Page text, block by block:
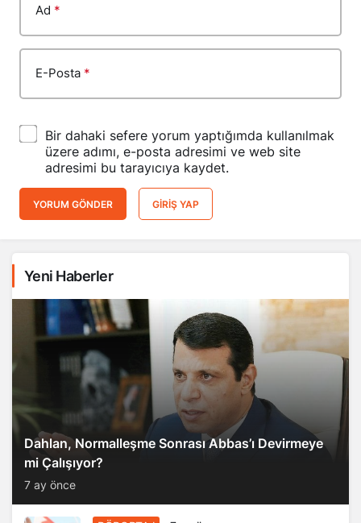
Ad *
E-Posta *
Bir dahaki sefere yorum yaptığımda kullanılmak
üzere adımı, e-posta adresimi ve web site
adresimi bu tarayıcıya kaydet.
YORUM GÖNDER GIRIŞ YAP
Yeni Haberler
Dahlan, Normalleşme Sonrası Abbas’ı Devirmeye
mi Çalışıyor?
7 ay önce